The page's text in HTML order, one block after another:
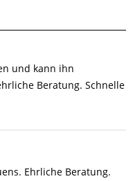
und kann ihn
Beratung. Schnelle
Ehrliche Beratung.